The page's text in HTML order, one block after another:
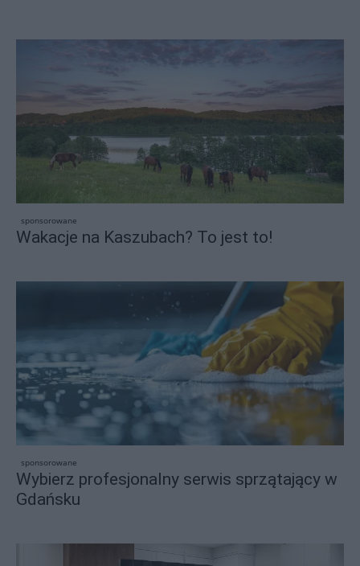
sponsorowane
Wakacje na Kaszubach? To jest to!
sponsorowane
Wybierz profesjonalny serwis sprzątający w
Gdańsku